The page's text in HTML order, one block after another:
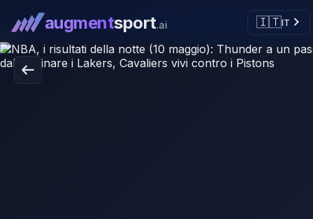
augmentsport.ai 🇮🇹IT